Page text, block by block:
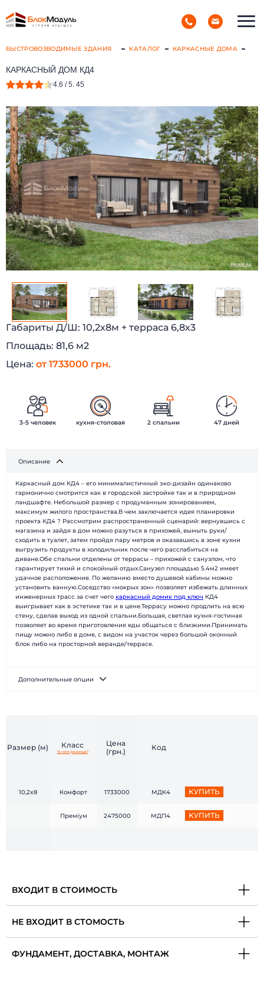
РУС
УКР
БЫСТРЫЕ ДОМА
Каталог
Наши работы
О компании
Наши клиенты
Технологии
Доставка и монтаж
Вопрос-ответ
Новости
Блог
Контакты
Отзывы
БЫСТРОВОЗВОДИМЫЕ ЗДАНИЯ КАТАЛОГ КАРКАСНЫЕ ДОМА
КАРКАСНЫЙ ДОМ КД4
4.6 / 5. 45
Габариты Д/Ш: 10,2х8м + терраса 6,8х3
Площадь: 81,6 м2
Цена: от 1733000 грн.
3-5 человек кухня-столовая 2 спальни 47 дней
Описание
Каркасный дом КД4 – его минималистичный эко-дизайн одинаково
гармонично смотрится как в городской застройке так и в природном
ландшафте. Небольшой размер с продуманным зонированием,
максимум жилого пространства.В чем заключается идея планировки
проекта КД4 ? Рассмотрим распространенный сценарий: вернувшись с
магазина и зайдя в дом можно разуться в прихожей, вымыть руки/
сходить в туалет, затем пройдя пару метров и оказавшись в зоне кухни
выгрузить продукты в холодильник после чего расслабиться на
диване.Обе спальни отделены от террасы – прихожей с санузлом, что
гарантирует тихий и спокойный отдых.Санузел площадью 5.4м2 имеет
удачное расположение. По желанию вместо душевой кабины можно
установить ванную.Соседство «мокрых зон» позволяет избежать длинных
инженерных трасс за счет чего каркасный домик под ключ КД4
выигрывает как в эстетике так и в цене.Террасу можно продлить на всю
стену, сделав выход из одной спальни.Большая, светлая кухня-гостиная
позволяет во время приготовления еды общаться с близкими.Принимать
пищу можно либо в доме, с видом на участок через большой оконный
блок либо на просторной веранде/террасе.
Дополнительные опции
Размер (м) Класс
*в чем разница?
Цена
(грн.)
Код
10,2x8 Комфорт 1733000 МДК4 КУПИТЬ
Преміум 2475000 МДП4 КУПИТЬ
ВХОДИТ В СТОИМОСТЬ
НЕ ВХОДИТ В СТОМОСТЬ
ФУНДАМЕНТ, ДОСТАВКА, МОНТАЖ